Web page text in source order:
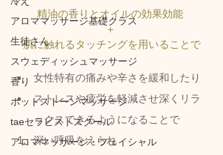
アロママッサージ基礎クラス
生徒さん
スウェディッシュマッサージ
香り
ホットストーンマッサージ
taeセラピストスクール
アロママッサージ・フェイシャル
精油の香りとオイルの効果効能
＋
肌に触れるタッチングを用いることで
女性特有の痛みや辛さを緩和したり
ストレスや疲労を軽減させ深くリラ
ックスできるようになることで
深い呼吸をえられ